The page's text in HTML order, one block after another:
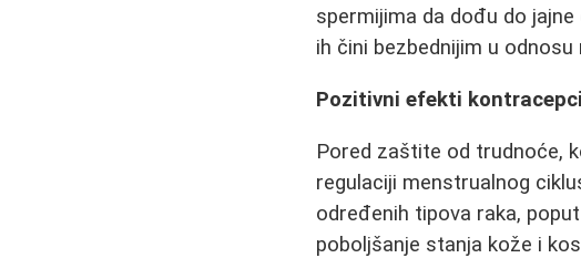
spermijima da dođu do
ih čini bezbednijim u odnosu
Pozitivni efekti
Pored zaštite od trudnoće,
regulaciji menstrualnog
određenih tipova raka,
poboljšanje stanja kože i